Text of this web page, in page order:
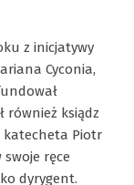
z inicjatywy
Cyconia,
również ksiądz
katecheta Piotr
swoje ręce
dyrygent.